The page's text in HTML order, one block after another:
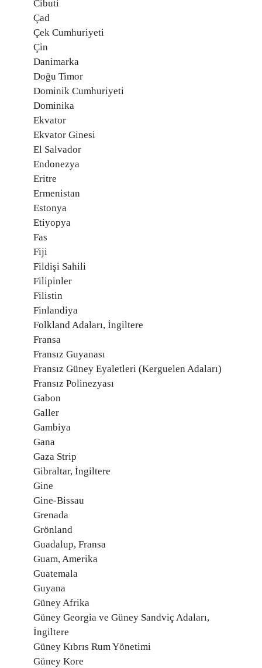
Cibuti
Çad
Çek Cumhuriyeti
Çin
Danimarka
Doğu Timor
Dominik Cumhuriyeti
Dominika
Ekvator
Ekvator Ginesi
El Salvador
Endonezya
Eritre
Ermenistan
Estonya
Etiyopya
Fas
Fiji
Fildişi Sahili
Filipinler
Filistin
Finlandiya
Folkland Adaları, İngiltere
Fransa
Fransız Guyanası
Fransız Güney Eyaletleri (Kerguelen Adaları)
Fransız Polinezyası
Gabon
Galler
Gambiya
Gana
Gaza Strip
Gibraltar, İngiltere
Gine
Gine-Bissau
Grenada
Grönland
Guadalup, Fransa
Guam, Amerika
Guatemala
Guyana
Güney Afrika
Güney Georgia ve Güney Sandviç Adaları,
İngiltere
Güney Kıbrıs Rum Yönetimi
Güney Kore